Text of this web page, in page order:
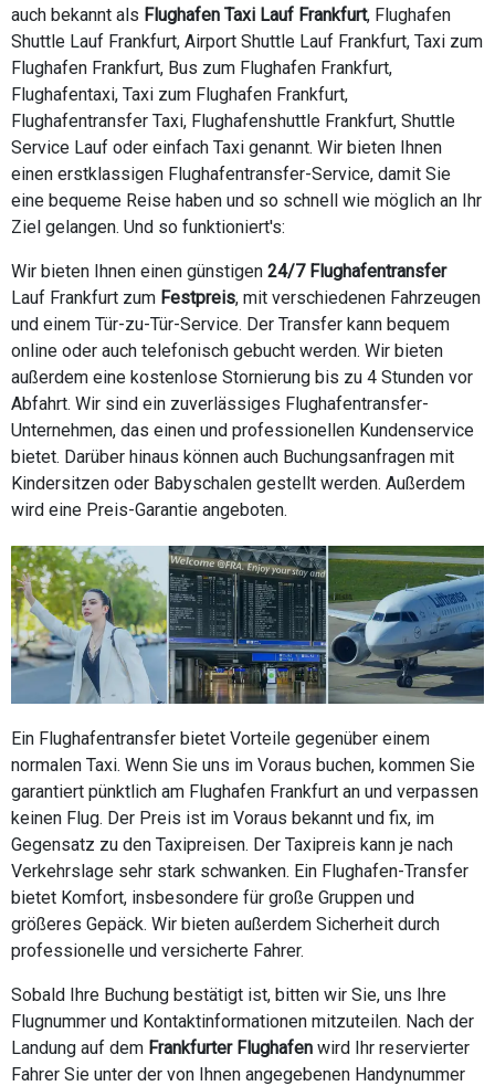
auch bekannt als Flughafen Taxi Lauf Frankfurt, Flughafen
Shuttle Lauf Frankfurt, Airport Shuttle Lauf Frankfurt, Taxi zum
Flughafen Frankfurt, Bus zum Flughafen Frankfurt,
Flughafentaxi, Taxi zum Flughafen Frankfurt,
Flughafentransfer Taxi, Flughafenshuttle Frankfurt, Shuttle
Service Lauf oder einfach Taxi genannt. Wir bieten Ihnen
einen erstklassigen Flughafentransfer-Service, damit Sie
eine bequeme Reise haben und so schnell wie möglich an Ihr
Ziel gelangen. Und so funktioniert's:
Wir bieten Ihnen einen günstigen 24/7 Flughafentransfer
Lauf Frankfurt zum Festpreis, mit verschiedenen Fahrzeugen
und einem Tür-zu-Tür-Service. Der Transfer kann bequem
online oder auch telefonisch gebucht werden. Wir bieten
außerdem eine kostenlose Stornierung bis zu 4 Stunden vor
Abfahrt. Wir sind ein zuverlässiges Flughafentransfer-
Unternehmen, das einen und professionellen Kundenservice
bietet. Darüber hinaus können auch Buchungsanfragen mit
Kindersitzen oder Babyschalen gestellt werden. Außerdem
wird eine Preis-Garantie angeboten.
Ein Flughafentransfer bietet Vorteile gegenüber einem
normalen Taxi. Wenn Sie uns im Voraus buchen, kommen Sie
garantiert pünktlich am Flughafen Frankfurt an und verpassen
keinen Flug. Der Preis ist im Voraus bekannt und fix, im
Gegensatz zu den Taxipreisen. Der Taxipreis kann je nach
Verkehrslage sehr stark schwanken. Ein Flughafen-Transfer
bietet Komfort, insbesondere für große Gruppen und
größeres Gepäck. Wir bieten außerdem Sicherheit durch
professionelle und versicherte Fahrer.
Sobald Ihre Buchung bestätigt ist, bitten wir Sie, uns Ihre
Flugnummer und Kontaktinformationen mitzuteilen. Nach der
Landung auf dem Frankfurter Flughafen wird Ihr reservierter
Fahrer Sie unter der von Ihnen angegebenen Handynummer